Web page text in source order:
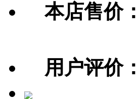
本店售价：
用户评价：